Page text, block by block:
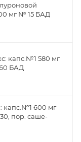
мг № 15 БАД
капс.№1 580 мг
БАД
капс.№1 600 мг
пор. саше-